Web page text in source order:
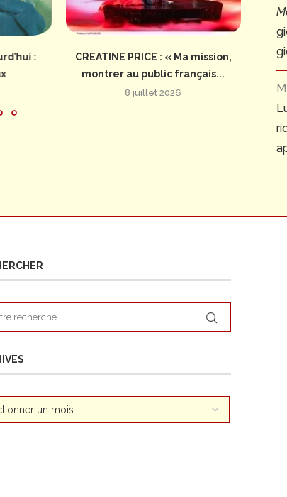
:
CREATINE PRICE : « Ma mission,
montrer au public français...
8 juillet 2026
Il